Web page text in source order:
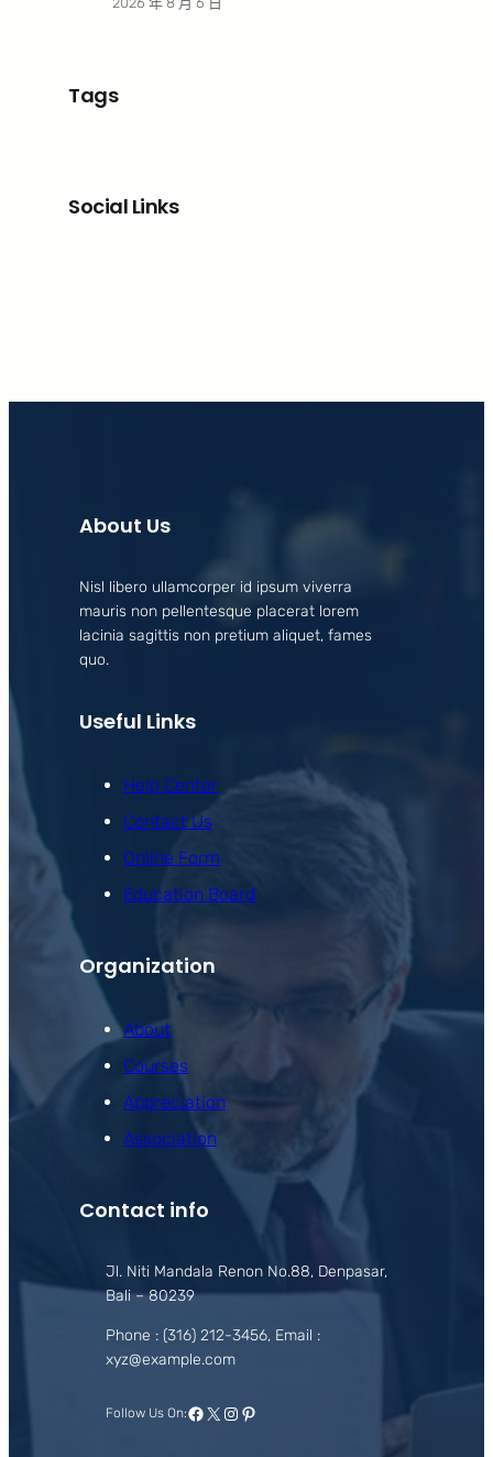
Tags
Social Links
About Us
Nisl libero ullamcorper id ipsum viverra
mauris non pellentesque placerat lorem
lacinia sagittis non pretium aliquet, fames
quo.
Useful Links
Help Center
Contact Us
Online Form
Education Board
Organization
About
Courses
Appreciation
Association
Contact info
Jl. Niti Mandala Renon No.88, Denpasar,
Bali – 80239
Phone : (316) 212-3456, Email :
xyz@example.com
Follow Us On:Facebook
X Instagram
Pinterest